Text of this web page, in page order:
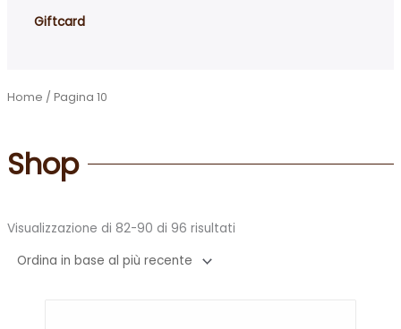
Giftcard
Home / Pagina 10
Shop
Visualizzazione di 82-90 di 96 risultati